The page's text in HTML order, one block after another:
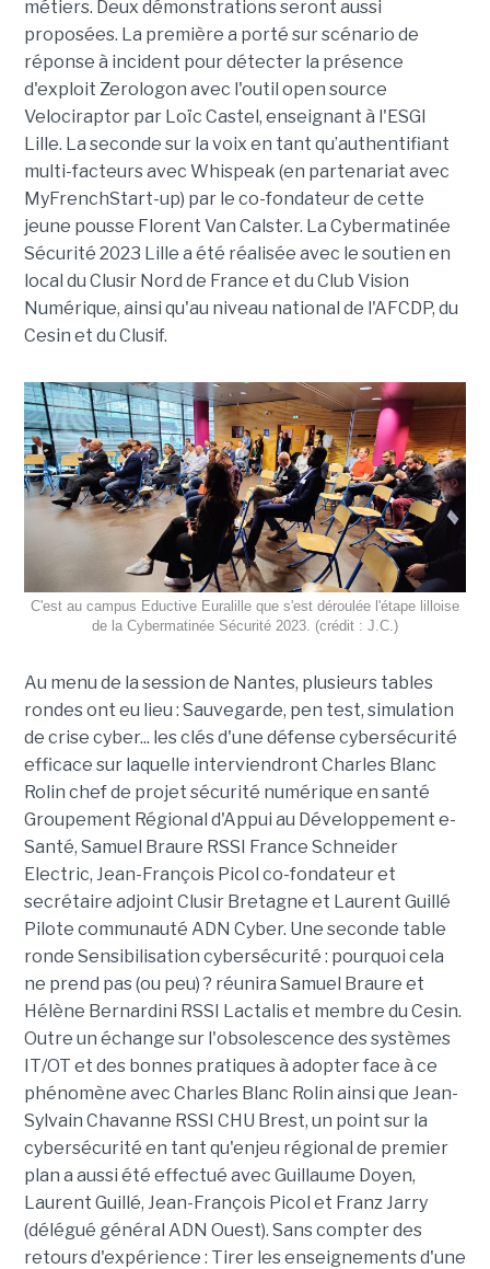
métiers. Deux démonstrations seront aussi
proposées. La première a porté sur scénario de
réponse à incident pour détecter la présence
d'exploit Zerologon avec l'outil open source
Velociraptor par Loïc Castel, enseignant à l'ESGI
Lille. La seconde sur la voix en tant qu’authentifiant
multi-facteurs avec Whispeak (en partenariat avec
MyFrenchStart-up) par le co-fondateur de cette
jeune pousse Florent Van Calster. La Cybermatinée
Sécurité 2023 Lille a été réalisée avec le soutien en
local du Clusir Nord de France et du Club Vision
Numérique, ainsi qu'au niveau national de l'AFCDP, du
Cesin et du Clusif.
C'est au campus Eductive Euralille que s'est déroulée l'étape lilloise
de la Cybermatinée Sécurité 2023. (crédit : J.C.)
Au menu de la session de Nantes, plusieurs tables
rondes ont eu lieu : Sauvegarde, pen test, simulation
de crise cyber... les clés d'une défense cybersécurité
efficace sur laquelle interviendront Charles Blanc
Rolin chef de projet sécurité numérique en santé
Groupement Régional d'Appui au Développement e-
Santé, Samuel Braure RSSI France Schneider
Electric, Jean-François Picol co-fondateur et
secrétaire adjoint Clusir Bretagne et Laurent Guillé
Pilote communauté ADN Cyber. Une seconde table
ronde Sensibilisation cybersécurité : pourquoi cela
ne prend pas (ou peu) ? réunira Samuel Braure et
Hélène Bernardini RSSI Lactalis et membre du Cesin.
Outre un échange sur l'obsolescence des systèmes
IT/OT et des bonnes pratiques à adopter face à ce
phénomène avec Charles Blanc Rolin ainsi que Jean-
Sylvain Chavanne RSSI CHU Brest, un point sur la
cybersécurité en tant qu'enjeu régional de premier
plan a aussi été effectué avec Guillaume Doyen,
Laurent Guillé, Jean-François Picol et Franz Jarry
(délégué général ADN Ouest). Sans compter des
retours d'expérience : Tirer les enseignements d'une